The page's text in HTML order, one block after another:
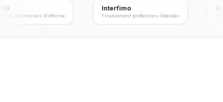
Interfimo
Financement professions libérales